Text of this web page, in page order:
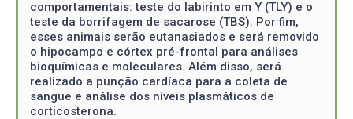
comportamentais: teste do labirinto em Y (TLY) e o
teste da borrifagem de sacarose (TBS). Por fim,
esses animais serão eutanasiados e será removido
o hipocampo e córtex pré-frontal para análises
bioquímicas e moleculares. Além disso, será
realizado a punção cardíaca para a coleta de
sangue e análise dos níveis plasmáticos de
corticosterona.